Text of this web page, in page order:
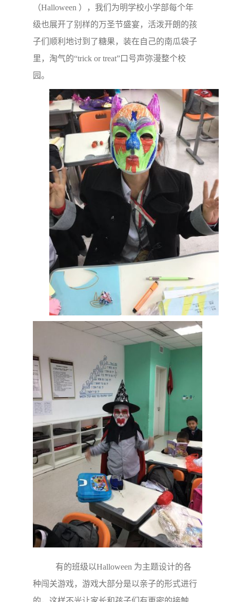
（Halloween ），我们为明学校小学部每个年
级也展开了别样的万圣节盛宴，活泼开朗的孩
子们顺利地讨到了糖果，装在自己的南瓜袋子
里，淘气的“trick or treat”口号声弥漫整个校
园。
有的班级以Halloween 为主题设计的各
种闯关游戏，游戏大部分是以亲子的形式进行